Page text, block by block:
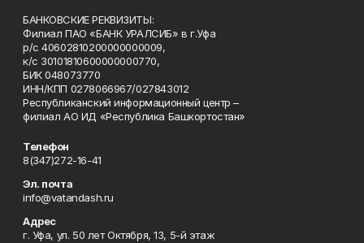
БАНКОВСКИЕ РЕКВИЗИТЫ:
Филиал ПАО «БАНК УРАЛСИБ» в г.Уфа
р/с 40602810200000000009,
к/с 30101810600000000770,
БИК 048073770
ИНН/КПП 0278066967/027843012
Республиканский информационный центр –
филиал АО ИД «Республика Башкортостан»
Телефон
8(347)272-16-41
Эл. почта
info@vatandash.ru
Адрес
г. Уфа, ул. 50 лет Октября, 13, 5-й этаж